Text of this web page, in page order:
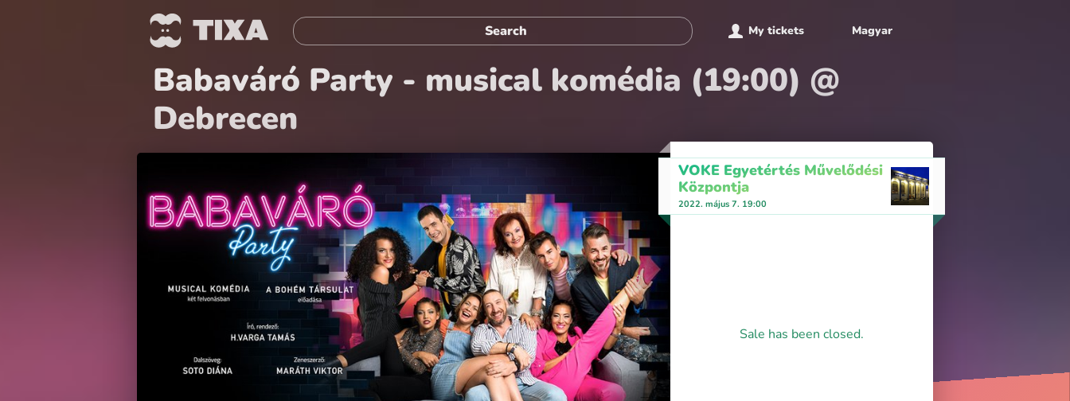
My tickets Magyar
Babaváró Party - musical komédia (19:00) @
Debrecen
VOKE Egyetértés Művelődési
Központja
2022. május 7. 19:00
Sale has been closed.